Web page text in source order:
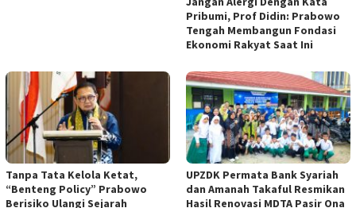
Pribumi, Prof Didin: Prabowo
Tengah Membangun Fondasi
Ekonomi Rakyat Saat Ini
Tanpa Tata Kelola Ketat,
“Benteng Policy” Prabowo
Berisiko Ulangi Sejarah
UPZDK Permata Bank Syariah
dan Amanah Takaful Resmikan
Hasil Renovasi MDTA Pasir Ona